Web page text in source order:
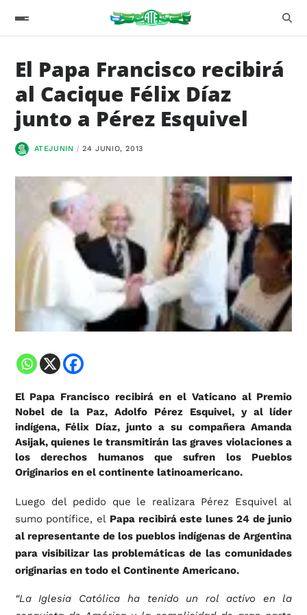
El Papa Francisco recibirá
al Cacique Félix Díaz
junto a Pérez Esquivel
ATEJUNIN 24 JUNIO, 2013
El Papa Francisco recibirá en el Vaticano al Premio
Nobel de la Paz, Adolfo Pérez Esquivel, y al líder
indígena, Félix Díaz, junto a su compañera Amanda
Asijak, quienes le transmitirán las graves violaciones a
los derechos humanos que sufren los Pueblos
Originarios en el continente latinoamericano.
Luego del pedido que le realizara Pérez Esquivel al
sumo pontífice, el Papa recibirá este lunes 24 de junio
al representante de los pueblos indígenas de Argentina
para visibilizar las problemáticas de las comunidades
originarias en todo el Continente Americano.
“La Iglesia Católica ha tenido un rol activo en la